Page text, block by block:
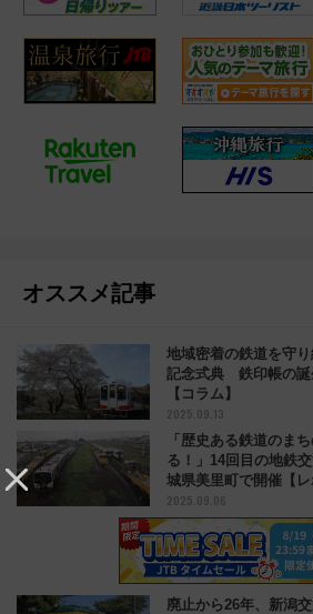
オススメ記事
地域密着の鉄道を守
記念式典 鉄印帳の誕
【コラム】
2025.09.13
「歴史ある鉄道のま
る！」14回目の地鉄
城県美里町で開催【レ
2025.09.06
廃止から26年、新潟